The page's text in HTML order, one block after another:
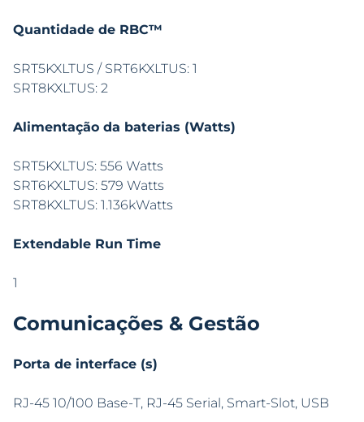
Quantidade de RBC™
SRT5KXLTUS / SRT6KXLTUS: 1
SRT8KXLTUS: 2
Alimentação da baterias (Watts)
SRT5KXLTUS: 556 Watts
SRT6KXLTUS: 579 Watts
SRT8KXLTUS: 1.136kWatts
Extendable Run Time
1
Comunicações & Gestão
Porta de interface (s)
RJ-45 10/100 Base-T, RJ-45 Serial, Smart-Slot, USB